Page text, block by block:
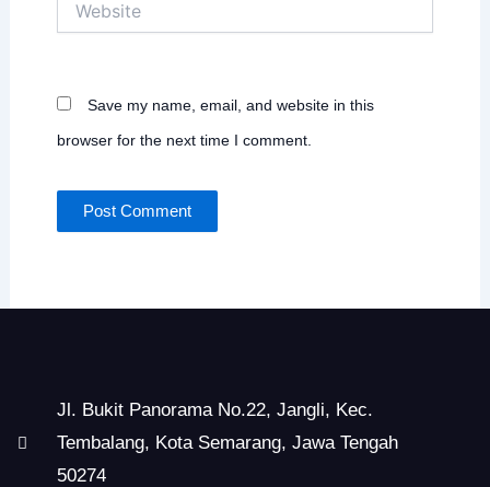
Save my name, email, and website in this
browser for the next time I comment.
Jl. Bukit Panorama No.22, Jangli, Kec.
Tembalang, Kota Semarang, Jawa Tengah
50274